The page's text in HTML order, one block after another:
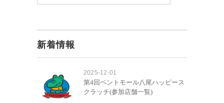
新着情報
2025-12-01
第4回ペントモール八尾ハッピース
クラッチ(参加店舗一覧)